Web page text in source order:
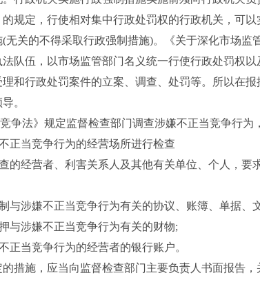
规定，行使相对集中行政处罚权的行政机关，可
无关的不得采取行政强制措施)。《关于深化市场监
队伍，以市场监管部门名义统一行使行政处罚权以
和行政处罚案件的立案、调查、处罚等。所以在
。
法》规定监督检查部门调查涉嫌不正当竞争行为
当竞争行为的经营场所进行检查
经营者、利害关系人及其他有关单位、个人，要
涉嫌不正当竞争行为有关的协议、账簿、单据、
涉嫌不正当竞争行为有关的财物;
当竞争行为的经营者的银行账户。
施，应当向监督检查部门主要负责人书面报告，